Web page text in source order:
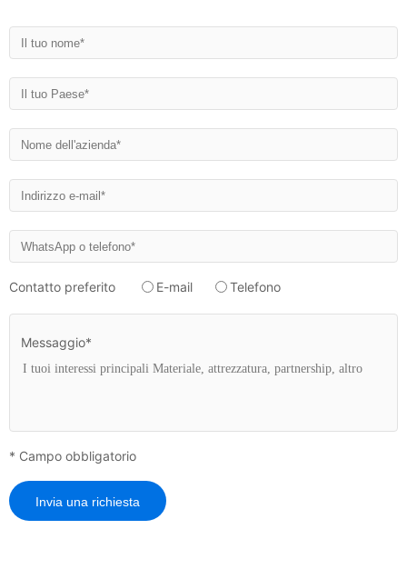
Contatto preferito E-mail Telefono
Messaggio*
* Campo obbligatorio
Invia una richiesta